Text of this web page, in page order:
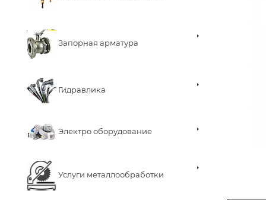
Запорная арматура
Гидравлика
Электро оборудование
Услуги металлообработки